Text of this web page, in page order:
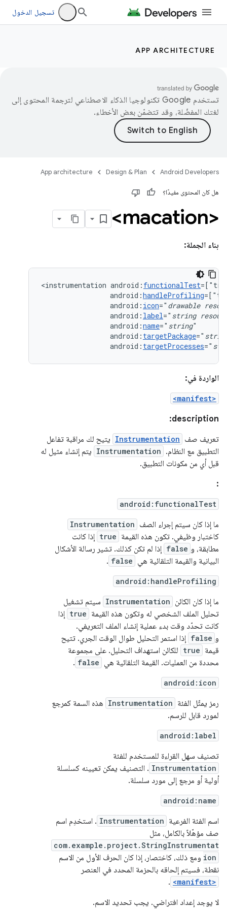
تسجيل الدخول
APP ARCHITECTURE
تستخدم Google تكنولوجيا الذكاء الاصطناعي لترجمة المحتوى إلى
لغتك المفضّلة، وقد تتضمّن بعض الأخطاء.
Android Developers
Design & Plan
App architecture
هل كان المحتوى مفيدًا؟
<macation>
بناء الجملة:
<instrumentation android: functionalTest
android:handleProfiling
android: icon=" drawable
android: label=" string
android:name=" string
android: targetPackage="
android: targetProcesses="
الواردة في:
<manifest>
description:
تعريف صف Instrumentation يتيح لك مراقبة تفاعل
التطبيق مع النظام. Instrumentation يتم إنشاء مثيل له
قبل أي من مكونات التطبيق.
:
android:functionalTest
ما إذا كان سيتم إجراء الصف Instrumentation
كاختبار وظيفي. تكون هذه القيمة true إذا كانت
مطابقة، و false إذا لم تكن كذلك. تشير رسالة الأشكال
البيانية والقيمة التلقائية هي false
.
android:handleProfiling
ما إذا كان الكائن Instrumentation سيتم تشغيل
تحليل الملف الشخصي له وتكون هذه القيمة true إذا
كانت تحدّد وقت بدء عملية إنشاء الملف التعريفي.
و false إذا استمر التحليل طوال الوقت الجري. تتيح
قيمة true للكائن استهداف التحليل. على مجموعة
محددة من العمليات. القيمة التلقائية هي false
.
android:icon
رمز يمثّل الفئة Instrumentation هذه السمة كمرجع
لمورد قابل للرسم.
android:label
تصنيف سهل القراءة للمستخدم للفئة
Instrumentation . التصنيف يمكن تعيينه كسلسلة
أولية أو مرجع إلى مورد سلسلة.
android:name
اسم الفئة الفرعية Instrumentation . استخدِم اسم
صف مؤهّلاً بالكامل، مثل
com.example.project.StringInstrumentat
ion ومع ذلك، كاختصار، إذا كان الحرف الأول من الاسم
نقطة، فسيتم إلحاقه بالحزمة المحدد في العنصر
<manifest>
.
لا يوجد إعداد افتراضي. يجب تحديد الاسم.